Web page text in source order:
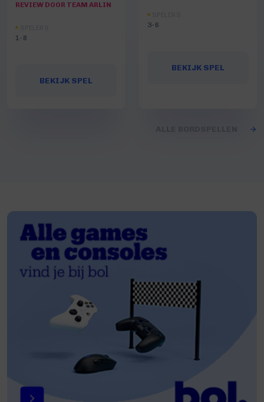
REVIEW DOOR TEAM ARLIN
1-8
BEKIJK SPEL
3-6
BEKIJK SPEL